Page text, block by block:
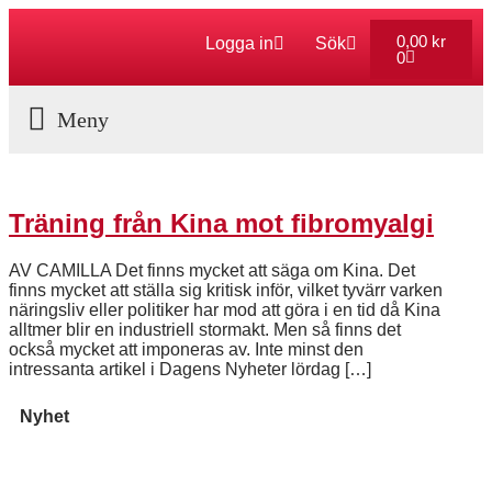
Logga in Sök 0,00 kr
0
Träning från Kina mot fibromyalgi
AV CAMILLA Det finns mycket att säga om Kina. Det
finns mycket att ställa sig kritisk inför, vilket tyvärr varken
näringsliv eller politiker har mod att göra i en tid då Kina
alltmer blir en industriell stormakt. Men så finns det
också mycket att imponeras av. Inte minst den
intressanta artikel i Dagens Nyheter lördag […]
Nyhet